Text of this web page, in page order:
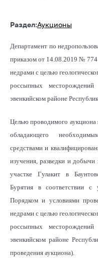
Раздел:Аукционы
Департамент по
приказом от 14.08.2019 № 774
недрами с целью
россыпных
эвенкийском районе
Целью проводимого аукциона
обладающего
средствами и
изучения, разведки и
участке Гулакит в
Бурятия в соответствии с
Порядком и условиями
недрами с целью
россыпных
эвенкийском районе
проведения аукциона).